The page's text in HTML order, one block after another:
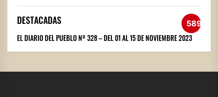
DESTACADAS 589
EL DIARIO DEL PUEBLO Nº 328 – DEL 01 AL 15 DE NOVIEMBRE 2023